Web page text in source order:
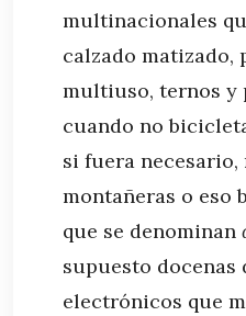
multinacionales
calzado matizado,
multiuso, ternos y
cuando no
si fuera
montañeras o eso
que se denominan
supuesto
electrónicos que